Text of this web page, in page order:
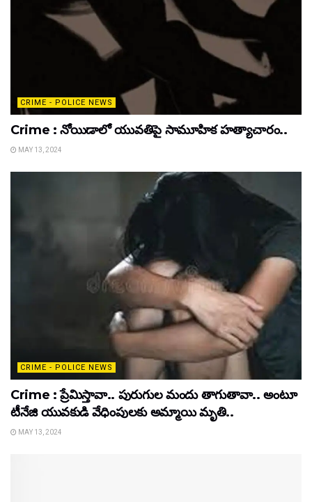
CRIME - POLICE NEWS
Crime : నోయిడాలో యువతిపై సామూహిక హత్యాచారం..
MAY 13, 2024
CRIME - POLICE NEWS
Crime : ప్రేమిస్తావా.. పురుగుల మందు తాగుతావా.. అంటూ
టీనేజి యువకుడి వేధింపులకు అమ్మాయి మృతి..
MAY 13, 2024